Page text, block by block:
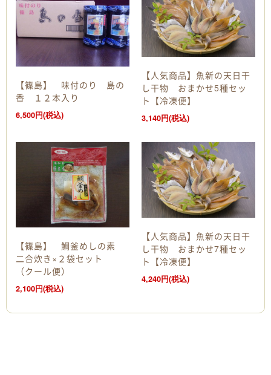
【篠島】 味付のり 島の
香 １２本入り
6,500円(税込)
【人気商品】魚新の天日干
し干物 おまかせ5種セッ
ト【冷凍便】
3,140円(税込)
【篠島】 鯛釜めしの素
二合炊き×２袋セット
（クール便）
2,100円(税込)
【人気商品】魚新の天日干
し干物 おまかせ7種セッ
ト【冷凍便】
4,240円(税込)